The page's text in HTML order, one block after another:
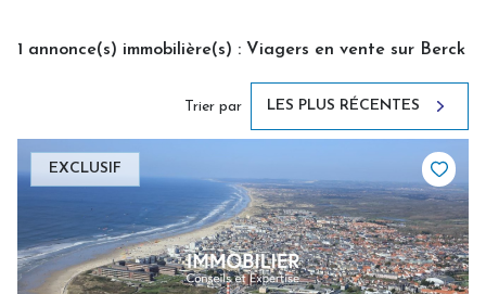
1 annonce(s) immobilière(s) : Viagers en vente sur Berck
Trier par LES PLUS RÉCENTES
EXCLUSIF